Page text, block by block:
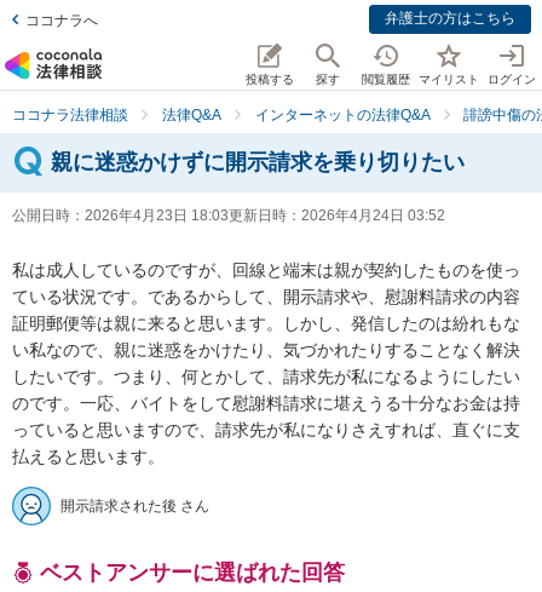
ココナラへ 弁護士の方はこちら
投稿する 探す 閲覧履歴 マイリスト ログイン
ココナラ法律相談 法律Q&A インターネットの法律Q&A 誹謗中傷の
親に迷惑かけずに開示請求を乗り切りたい
公開日時： 2026年4月23日 18:03更新日時： 2026年4月24日 03:52
私は成人しているのですが、回線と端末は親が契約したものを使っ
ている状況です。であるからして、開示請求や、慰謝料請求の内容
証明郵便等は親に来ると思います。しかし、発信したのは紛れもな
い私なので、親に迷惑をかけたり、気づかれたりすることなく解決
したいです。つまり、何とかして、請求先が私になるようにしたい
のです。一応、バイトをして慰謝料請求に堪えうる十分なお金は持
っていると思いますので、請求先が私になりさえすれば、直ぐに支
払えると思います。
開示請求された後 さん
ベストアンサーに選ばれた回答